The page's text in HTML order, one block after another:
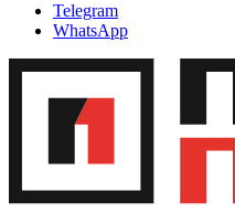
Telegram
WhatsApp